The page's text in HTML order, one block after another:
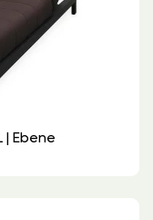
| Ebene